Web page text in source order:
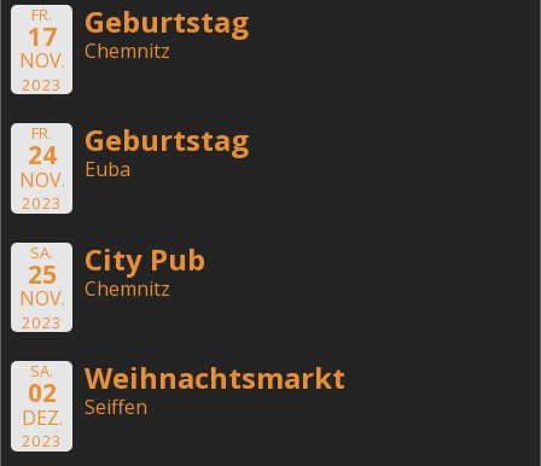
FR.
17
NOV.
2023
Geburtstag
Chemnitz
FR.
24
NOV.
2023
Geburtstag
Euba
SA.
25
NOV.
2023
City Pub
Chemnitz
SA.
02
DEZ.
2023
Weihnachtsmarkt
Seiffen